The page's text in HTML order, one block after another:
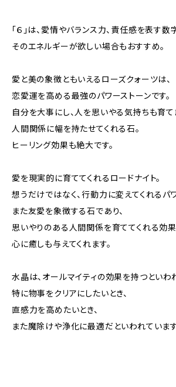
「６」は、愛情やバランス力、責任感を表す数
そのエネルギーが欲しい場合もおすすめ。
愛と美の象徴ともいえるローズクォーツは、
恋愛運を高める最強のパワーストーンです。
自分を大事にし、人を思いやる気持ちも育て
人間関係に幅を持たせてくれる石。
ヒーリング効果も絶大です。
愛を現実的に育ててくれるロードナイト。
想うだけではなく、行動力に変えてくれるパ
また友愛を象徴する石であり、
思いやりのある人間関係を育ててくれる効果
心に癒しも与えてくれます。
水晶は、オールマイティの効果を持つといわ
特に物事をクリアにしたいとき、
直感力を高めたいとき、
また魔除けや浄化に最適だといわれています